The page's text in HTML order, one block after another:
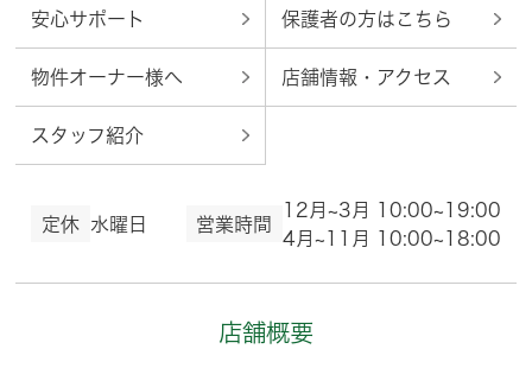
安心サポート 保護者の方はこちら
物件オーナー様へ 店舗情報・アクセス
スタッフ紹介
定休 水曜日 営業時間
12月~3月 10:00~19:00
4月~11月 10:00~18:00
店舗概要